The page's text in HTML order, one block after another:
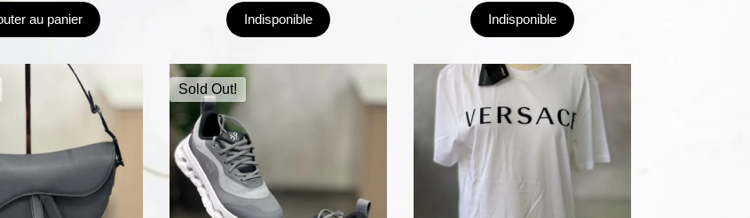
au panier Indisponible Indisponible
Sold Out!